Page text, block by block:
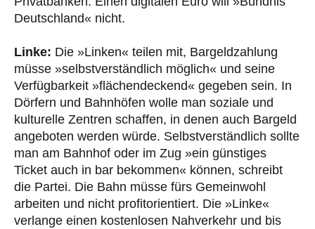
Deutschland« nicht.
Linke: Die »Linken« teilen mit, Bargeldzahlung
müsse »selbstverständlich möglich« und seine
Verfügbarkeit »flächendeckend« gegeben sein. In
Dörfern und Bahnhöfen wolle man soziale und
kulturelle Zentren schaffen, in denen auch Bargeld
angeboten werden würde. Selbstverständlich sollte
man am Bahnhof oder im Zug »ein günstiges
Ticket auch in bar bekommen« können, schreibt
die Partei. Die Bahn müsse fürs Gemeinwohl
arbeiten und nicht profitorientiert. Die »Linke«
verlange einen kostenlosen Nahverkehr und bis